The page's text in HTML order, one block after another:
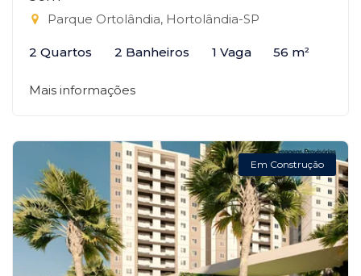
Parque Ortolândia, Hortolândia-SP
2 Quartos 2 Banheiros 1 Vaga 56 m²
Mais informações
Em Construção